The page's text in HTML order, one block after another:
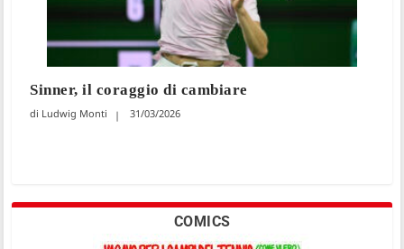
Sinner, il coraggio di cambiare
Ludwig Monti 31/03/2026
COMICS